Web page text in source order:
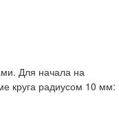
Для начала на
круга радиусом 10 мм: